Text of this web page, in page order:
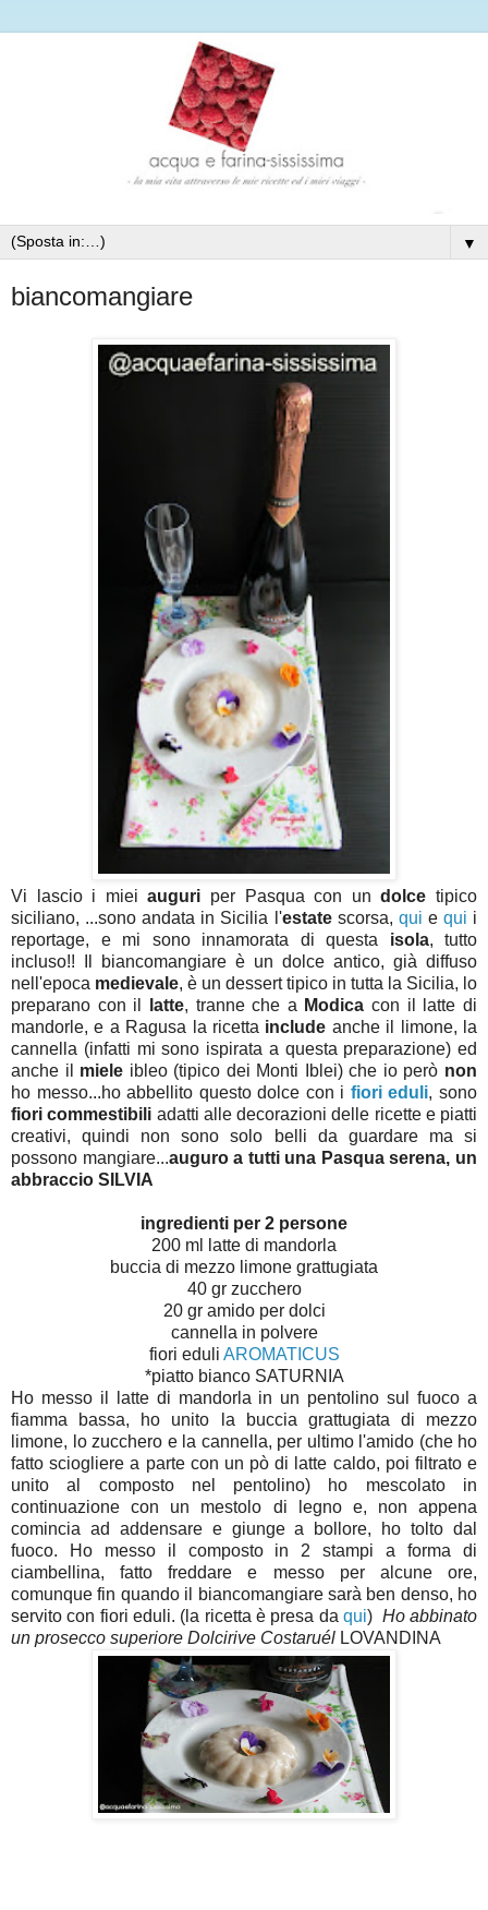
▼
biancomangiare
Vi lascio i mieiauguri per Pasqua con undolce tipico
siciliano, ...sono andata in Sicilia l'estate scorsa, qui e qui i
reportage, e mi sono innamorata di questa isola, tutto
incluso!! Il biancomangiare è un dolce antico, già diffuso
nell'epoca medievale, è un dessert tipico in tutta la Sicilia, lo
preparano con il
latte, tranne che a Modica con il latte di
mandorle, e a Ragusa la ricetta include anche il limone, la
cannella (infatti mi sono ispirata a questa preparazione) ed
anche il miele ibleo (tipico dei Monti Iblei) che io però non
ho messo...ho abbellito questo dolce con i fiori eduli, sono
fiori commestibili adatti alle decorazioni delle ricette e piatti
creativi, quindi non sono solo belli da guardare ma si
possono mangiare...auguro a tutti una Pasqua serena, un
abbraccio SILVIA
ingredienti per 2 persone
200 ml latte di mandorla
buccia di mezzo limone grattugiata
40 gr zucchero
20 gr amido per dolci
cannella in polvere
fiori eduli AROMATICUS
*piatto bianco SATURNIA
Ho messo il latte di mandorla in un pentolino sul fuoco a
fiamma bassa, ho unito la buccia grattugiata di mezzo
limone, lo zucchero e la cannella, per ultimo l'amido (che ho
fatto sciogliere a parte con un pò di latte caldo, poi filtrato e
unito al composto nel pentolino) ho mescolato in
continuazione con un mestolo di legno e, non appena
comincia ad addensare e giunge a bollore, ho tolto dal
fuoco. Ho messo il composto in 2 stampi a forma di
ciambellina, fatto freddare e messo per alcune ore,
comunque fin quando il biancomangiare sarà ben denso, ho
servito con fiori eduli. (la ricetta è presa da qui) Ho abbinato
un prosecco superiore Dolcirive Costaruél LOVANDINA